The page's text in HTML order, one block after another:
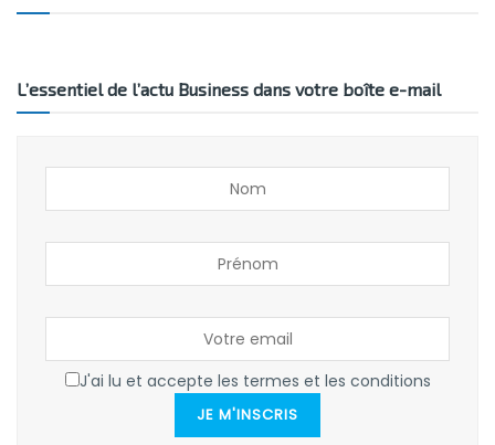
L’essentiel de l’actu Business dans votre boîte e-mail
J'ai lu et accepte les termes et les conditions
JE M'INSCRIS